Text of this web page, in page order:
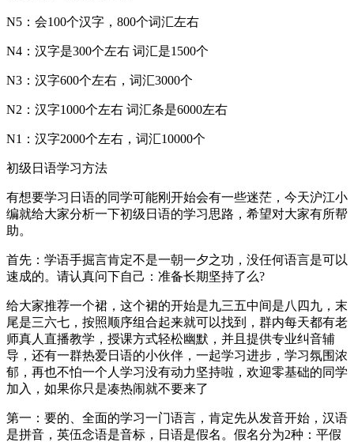
N5：会100个汉字，800个词汇左右
N4：汉字是300个左右 词汇是1500个
N3：汉字600个左右，词汇3000个
N2：汉字1000个左右 词汇条是6000左右
N1：汉字2000个左右，词汇10000个
初级日语学习方法
有想要学习日语的同学可能刚开始会有一些迷茫，今天沪江小
编就给大家分析一下初级日语的学习思路，希望对大家有所帮
助。
首先：学语手掘言肯定不是一朝一夕之功，没任何语言是可以
速成的。请认真问下自己：准备长期坚持了么?
给大家推荐一个裙，这个裙的开始是九三五中间是八四九，末
尾是三六七，按照顺序组合起来就可以找到，群内每天都有老
师真人直播教学，授课方式轻松幽默，并且提供专业纠音辅
导，还有一群热爱日语的小伙伴，一起学习进步，学习氛围浓
郁，再也不怕一个人学习没有动力坚持啦，欢迎零基础的同学
加入，如果你只是凑热闹就不要来了
第一：要的、全面的学习一门语言，肯定先从发音开始，汉语
是拼音，英伍念语是音标，日语是假名。假名分为2种：平假